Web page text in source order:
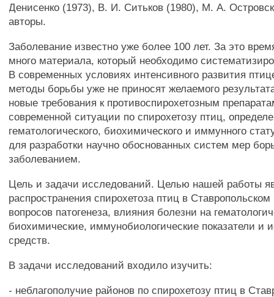
Денисенко (1973), В. И. Ситьков (1980), М. А.
авторы.
Заболевание известно уже более 100 лет. За это
много материала, который необходимо
В современных условиях интенсивного развития
методы борьбы уже не приносят желаемого
новые требования к противоспирохетозным
современной ситуации по спирохетозу птиц,
гематологического, биохимического и иммунного
для разработки научно обоснованных систем мер
заболеванием.
Цель и задачи исследований. Целью нашей работы
распространения спирохетоза птиц в Ставропольском
вопросов патогенеза, влияния болезни на
биохимические, иммунобиологические показатели и
средств.
В задачи исследований входило изучить:
- неблагополучие районов по спирохетозу птиц в